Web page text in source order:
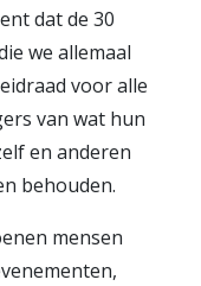
dat de 30
we allemaal
voor alle
van wat hun
en anderen
behouden.
mensen